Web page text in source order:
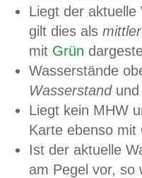
Liegt der
gilt dies als
mit Grün
Wasserstände
Wasserstandund
Liegt kein MHW
Karte ebenso mit
Ist der aktuelle
am Pegel vor,